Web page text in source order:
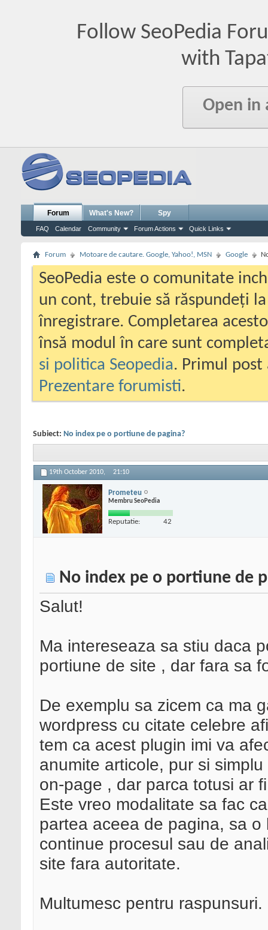
Follow SeoPedia
with
Open in
Forum
FAQ Calendar Community Forum Actions Quick Links
What's New? Spy
Forum Motoare de cautare. Google, Yahoo!, MSN Google
SeoPedia este o comunitate
un cont, trebuie să răspundeți
înregistrare. Completarea
însă modul în care sunt
si politica Seopedia. Primul
Prezentare forumisti.
Subiect: No index pe o portiune de pagina?
19th October 2010, 21:10
Prometeu
Membru SeoPedia
Reputatie: 42
No index pe o portiune de
Salut!
Ma intereseaza sa stiu daca
portiune de site , dar fara sa
De exemplu sa zicem ca ma
wordpress cu citate celebre
tem ca acest plugin imi va
anumite articole, pur si
on-page , dar parca totusi ar
Este vreo modalitate sa fac
partea aceea de pagina, sa
continue procesul sau de
site fara autoritate.
Multumesc pentru raspunsuri.